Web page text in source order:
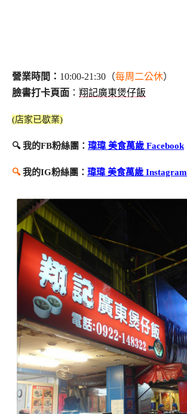
營業時間： 10:00-21:30（每周二公休）
臉書打卡頁面 ： 翔記廣東煲仔飯
(店家已歇業)
🔍 我的FB粉絲團： 瑋瑋 美食萬歲 Facebook
🔍我的IG粉絲團： 瑋瑋 美食萬歲 Instagram